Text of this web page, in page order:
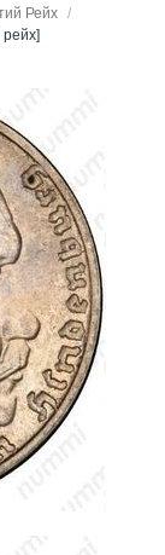
Рейх /